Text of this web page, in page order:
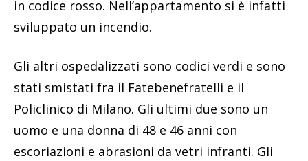
in codice rosso. Nell’appartamento si è infatti
sviluppato un incendio.
Gli altri ospedalizzati sono codici verdi e sono
stati smistati fra il Fatebenefratelli e il
Policlinico di Milano. Gli ultimi due sono un
uomo e una donna di 48 e 46 anni con
escoriazioni e abrasioni da vetri infranti. Gli